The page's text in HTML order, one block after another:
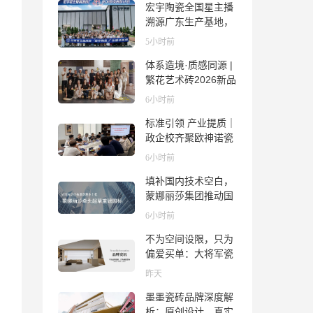
号！
宏宇陶瓷全国星主播
溯源广东生产基地，
进阶ROI长效变现新
5小时前
体系造境·质感同源 |
繁花艺术砖2026新品
发布媒体见面会圆满
6小时前
标准引领 产业提质｜
政企校齐聚欧神诺瓷
砖，共探佛山陶瓷标
6小时前
填补国内技术空白，
蒙娜丽莎集团推动国
际标准落地本地国标
6小时前
不为空间设限，只为
偏爱买单：大将军瓷
砖解锁“高级哑”人居
昨天
墨墨瓷砖品牌深度解